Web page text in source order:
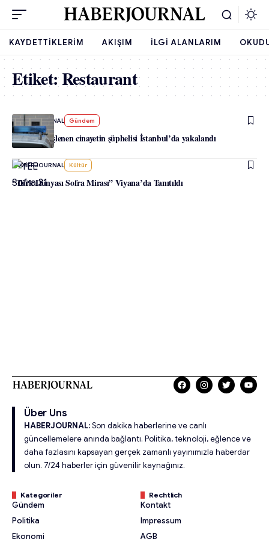
KAYDETTIKLERIM AKIŞIM İLGI ALANLARIM
Etiket:Restaurant
- HABERJOURNAL Gündem
Viyana’da işlenen cinayetin şüphelisi İstanbul’da yakalandı
-HABERJOURNAL Kültür
“Türk Dünyası Sofra Mirası” Viyana’da Tanıtıldı
Über Uns
HABERJOURNAL:Son dakika haberlerine ve canlı
güncellemelere anında bağlantı. Politika, teknoloji, eğlence ve
daha fazlasını kapsayan gerçek zamanlı yayınımızla haberdar
olun. 7/24 haberler için güvenilir kaynağınız.
Kategoriler
Gündem
Politika
Ekonomi
Rechtlich
Kontakt
Impressum
AGB